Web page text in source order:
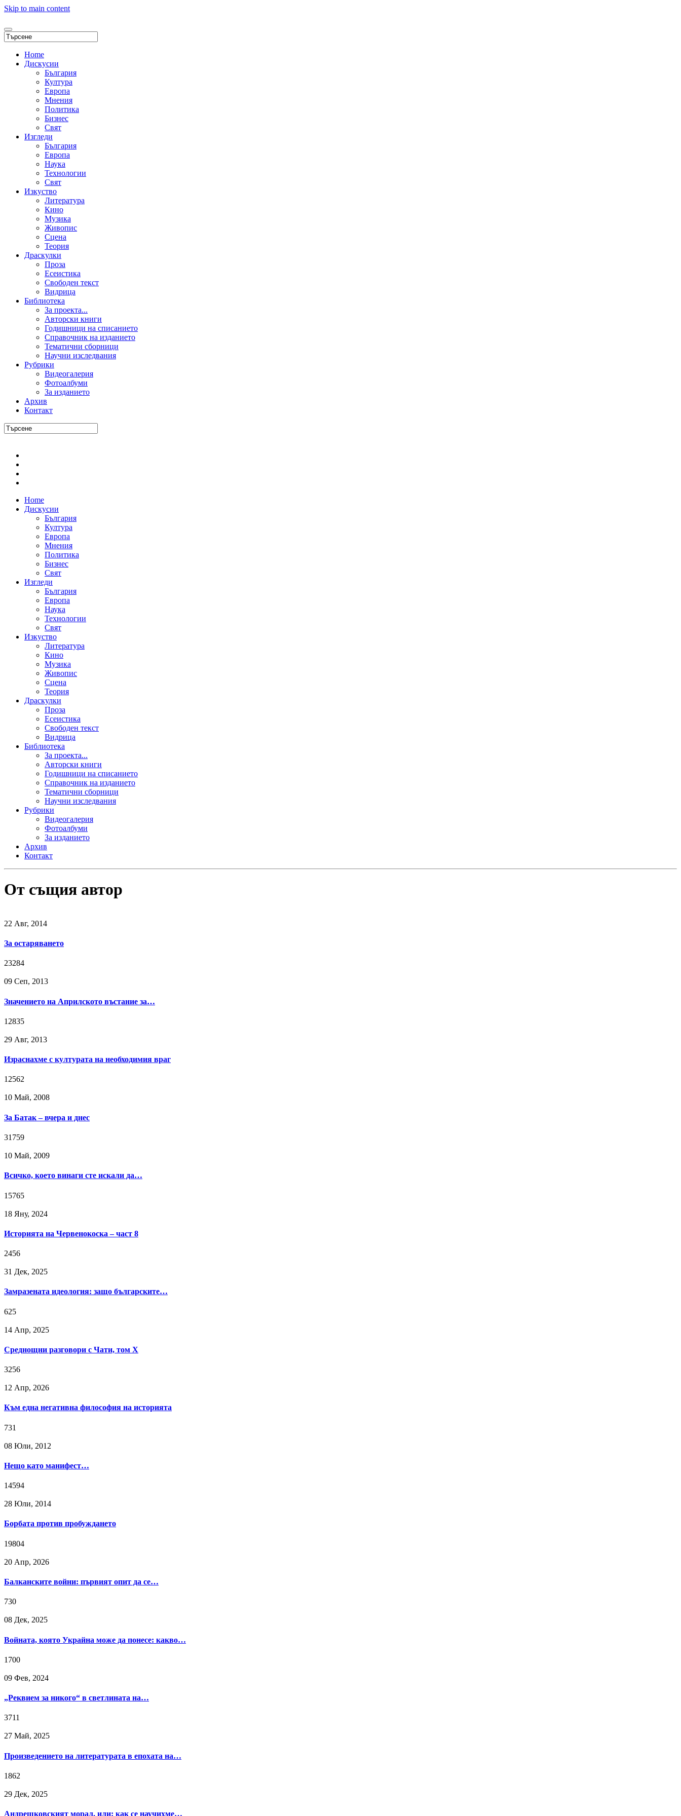
Skip to main content
Home
Дискусии
България
Култура
Европа
Мнения
Политика
Бизнес
Свят
Изгледи
България
Европа
Наука
Технологии
Свят
Изкуство
Литература
Кино
Музика
Живопис
Сцена
Теория
Драскулки
Проза
Есеистика
Свободен текст
Видрица
Библиотека
За проекта...
Авторски книги
Годишници на списанието
Справочник на изданието
Тематични сборници
Научни изследвания
Рубрики
Видеогалерия
Фотоалбуми
За изданието
Архив
Контакт
Home
Дискусии
България
Култура
Европа
Мнения
Политика
Бизнес
Свят
Изгледи
България
Европа
Наука
Технологии
Свят
Изкуство
Литература
Кино
Музика
Живопис
Сцена
Теория
Драскулки
Проза
Есеистика
Свободен текст
Видрица
Библиотека
За проекта...
Авторски книги
Годишници на списанието
Справочник на изданието
Тематични сборници
Научни изследвания
Рубрики
Видеогалерия
Фотоалбуми
За изданието
Архив
Контакт
От същия автор
22 Авг, 2014
За остаряването
23284
09 Сeп, 2013
Значението на Априлското въстание за…
12835
29 Авг, 2013
Израснахме с културата на необходимия враг
12562
10 Май, 2008
За Батак – вчера и днес
31759
10 Май, 2009
Всичко, което винаги сте искали да…
15765
18 Яну, 2024
Историята на Червенокоска – част 8
2456
31 Дек, 2025
Замразената идеология: защо българските…
625
14 Апр, 2025
Среднощни разговори с Чати, том X
3256
12 Апр, 2026
Към една негативна философия на историята
731
08 Юли, 2012
Нещо като манифест…
14594
28 Юли, 2014
Борбата против пробуждането
19804
20 Апр, 2026
Балканските войни: първият опит да се…
730
08 Дек, 2025
Войната, която Украйна може да понесе: какво…
1700
09 Фев, 2024
„Реквием за никого“ в светлината на…
3711
27 Май, 2025
Произведението на литературата в епохата на…
1862
29 Дек, 2025
Андрешковският морал, или: как се научихме…